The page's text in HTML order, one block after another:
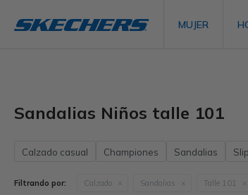
MUJER
Sandalias Niños talle 101
Calzado casual Championes Sandalias
Filtrando por: Calzado Sandalias Talle 101